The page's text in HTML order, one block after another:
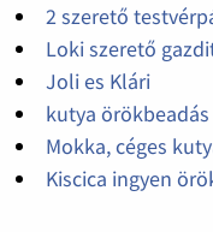
2 szerető
Loki szerető
Joli es Klári
kutya örökbeadás
Mokka, céges
Kiscica ingyen